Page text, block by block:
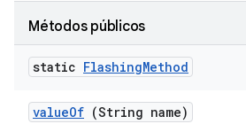
Métodos públicos
static FlashingMethod
valueOf (String name)